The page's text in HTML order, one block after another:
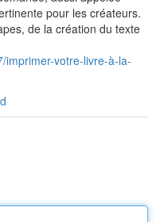
pour les créateurs.
de la création du texte
imprimer-votre-livre-à-la-